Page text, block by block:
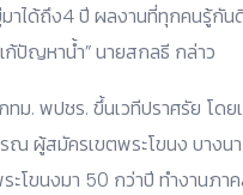
มาได้ถึง4 ปี ผลงานที่ทุกคนรู้กั
ก้ปัญหาน้ำ” นายสกลธี กล่าว
ม. พปชร. ขึ้นเวทีปราศรัย โดย
ณ ผู้สมัครเขตพระโขนง บางน
ะโขนงมา 50 กว่าปี ทำงานภา